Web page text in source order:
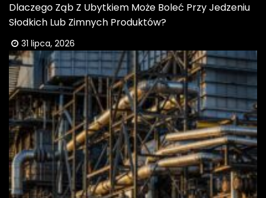
Dlaczego Ząb Z Ubytkiem Może Boleć Przy Jedzeniu
Słodkich Lub Zimnych Produktów?
31 lipca, 2026